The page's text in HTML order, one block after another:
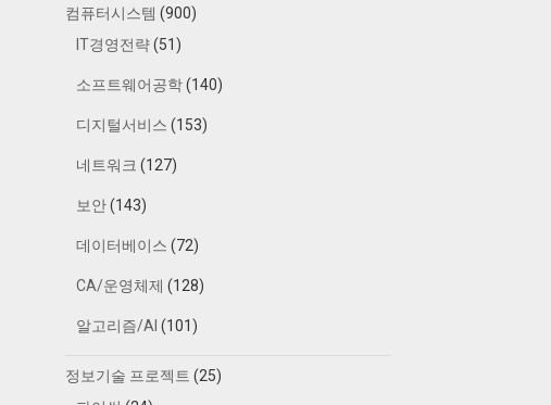
컴퓨터시스템 (900)
IT경영전략(51)
소프트웨어공학(140)
디지털서비스 (153)
네트워크 (127)
보안(143)
데이터베이스 (72)
CA/운영체제 (128)
알고리즘/AI (101)
정보기술 프로젝트 (25)